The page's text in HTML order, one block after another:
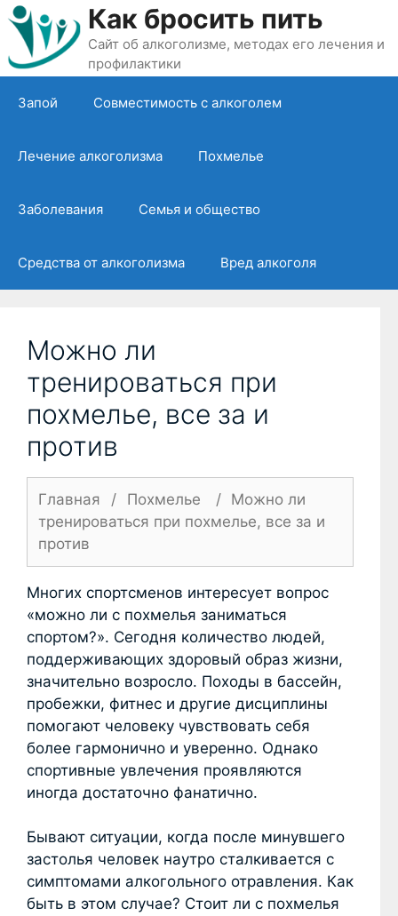
Перейти
содержимому
Как бросить пить
Сайт об алкоголизме, методах его лечения и
профилактики
Запой Совместимость с алкоголем
Лечение алкоголизма Похмелье
Заболевания Семья и общество
Средства от алкоголизма Вред алкоголя
Можно ли
тренироваться при
похмелье, все за и
против
Главная / Похмелье /
Можно ли
тренироваться при похмелье, все за и
против
Многих спортсменов интересует вопрос
«можно ли с похмелья заниматься
спортом?». Сегодня количество людей,
поддерживающих здоровый образ жизни,
значительно возросло. Походы в бассейн,
пробежки, фитнес и другие дисциплины
помогают человеку чувствовать себя
более гармонично и уверенно. Однако
спортивные увлечения проявляются
иногда достаточно фанатично.
Бывают ситуации, когда после минувшего
застолья человек наутро сталкивается с
симптомами алкогольного отравления. Как
быть в этом случае? Стоит ли с похмелья